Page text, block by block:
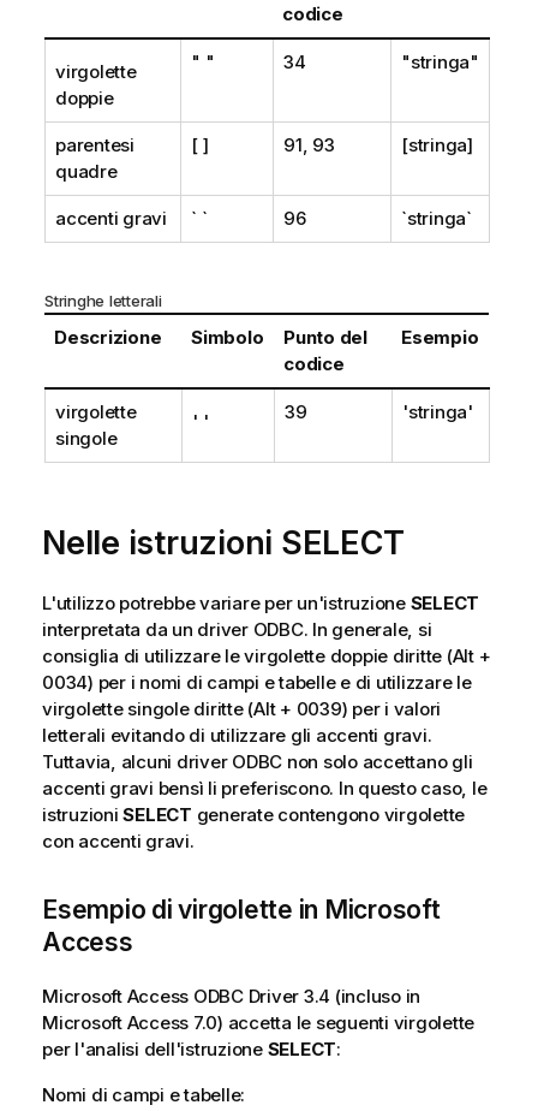
codice
virgolette
doppie
" " 34 "stringa"
parentesi
quadre
[ ] 91, 93 [stringa]
accenti gravi ` ` 96 `stringa`
Stringhe letterali
Descrizione Simbolo
Punto del
codice
Esempio
virgolette
singole
' ' 39 'stringa'
Nelle istruzioni SELECT
L'utilizzo potrebbe variare per un'istruzione SELECT
interpretata da un driver ODBC. In generale, si
consiglia di utilizzare le virgolette doppie diritte (Alt +
0034) per i nomi di campi e tabelle e di utilizzare le
virgolette singole diritte (Alt + 0039) per i valori
letterali evitando di utilizzare gli accenti gravi.
Tuttavia, alcuni driver ODBC non solo accettano gli
accenti gravi bensì li preferiscono. In questo caso, le
istruzioniSELECT generate contengono virgolette
con accenti gravi.
Esempio di virgolette in Microsoft
Access
Microsoft Access ODBC Driver 3.4 (incluso in
Microsoft Access 7.0) accetta le seguenti virgolette
per l'analisi dell'istruzione SELECT:
Nomi di campi e tabelle: